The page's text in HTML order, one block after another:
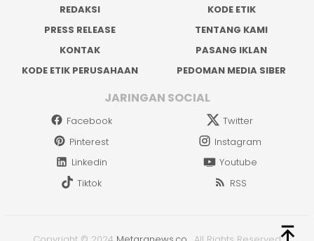
REDAKSI
KODE ETIK
PRESS RELEASE
TENTANG KAMI
KONTAK
PASANG IKLAN
KODE ETIK PERUSAHAAN
PEDOMAN MEDIA SIBER
JARINGAN SOCIAL
Facebook
Twitter
Pinterest
Instagram
Linkedin
Youtube
Tiktok
RSS